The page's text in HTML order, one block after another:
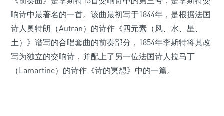
响诗中最著名的一首。该曲最初写于1844年，是根据法国
诗人奥特朗（Autran）的诗作《四元素（风、水、星、
土）》谱写的合唱套曲的前奏部分，1854年李斯特将其改
写为独立的交响诗，并配上了另一位法国诗人拉马丁
（Lamartine）的诗作《诗的冥想》中的一篇。